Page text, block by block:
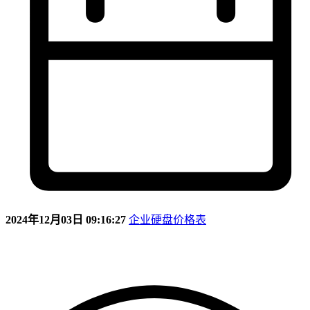
2024年12月03日 09:16:27 企业硬盘价格表